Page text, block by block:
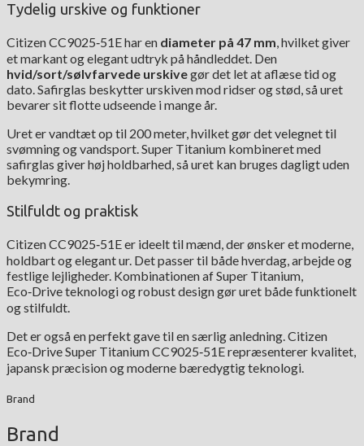
Tydelig urskive og funktioner
Citizen CC9025‑51E har en diameter på 47 mm, hvilket giver
et markant og elegant udtryk på håndleddet. Den
hvid/sort/sølvfarvede urskivegør det let at aflæse tid og
dato. Safirglas beskytter urskiven mod ridser og stød, så uret
bevarer sit flotte udseende i mange år.
Uret er vandtæt op til 200 meter, hvilket gør det velegnet til
svømning og vandsport. Super Titanium kombineret med
safirglas giver høj holdbarhed, så uret kan bruges dagligt uden
bekymring.
Stilfuldt og praktisk
Citizen CC9025‑51E er ideelt til mænd, der ønsker et moderne,
holdbart og elegant ur. Det passer til både hverdag, arbejde og
festlige lejligheder. Kombinationen af Super Titanium,
Eco‑Drive teknologi og robust design gør uret både funktionelt
og stilfuldt.
Det er også en perfekt gave til en særlig anledning. Citizen
Eco‑Drive Super Titanium CC9025‑51E repræsenterer kvalitet,
japansk præcision og moderne bæredygtig teknologi.
Brand
Brand